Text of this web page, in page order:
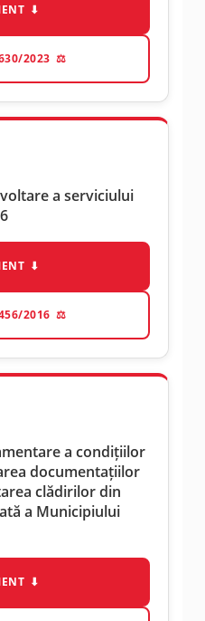
2023
a serviciului
2016
a condițiilor
documentațiilor
clădirilor din
a Municipiului